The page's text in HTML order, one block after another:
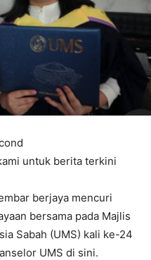
untuk berita terkini
berjaya mencuri
bersama pada Majlis
Sabah (UMS) kali ke-24
UMS di sini.